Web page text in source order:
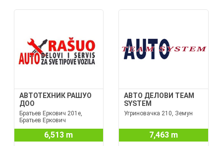
АВТОТЕХНИК РАШУО
ДОО
Братьев Еркович 201е,
Братьев Еркович
6,513 m
АВТО ДЕЛОВИ TEAM
SYSTEM
Угриновачка 210, Земун
7,463 m